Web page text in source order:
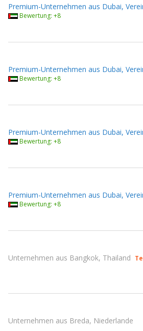
Premium-Unternehmen aus Dubai,
Bewertung: +8
Premium-Unternehmen aus Dubai,
Bewertung: +8
Premium-Unternehmen aus Dubai,
Bewertung: +8
Premium-Unternehmen aus Dubai,
Bewertung: +8
Unternehmen aus Bangkok, Thailand
Unternehmen aus Breda, Niederlande